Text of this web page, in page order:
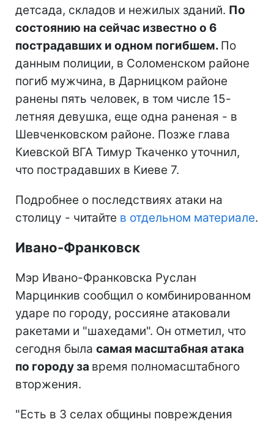
детсада, складов и нежилых зданий. По
состоянию на сейчас известно о 6
пострадавших и одном погибшем. По
данным полиции, в Соломенском районе
погиб мужчина, в Дарницком районе
ранены пять человек, в том числе 15-
летняя девушка, еще одна раненая - в
Шевченковском районе. Позже глава
Киевской ВГА Тимур Ткаченко уточнил,
что пострадавших в Киеве 7.
Подробнее о последствиях атаки на
столицу - читайте в отдельном материале.
Ивано-Франковск
Мэр Ивано-Франковска Руслан
Марцинкив сообщил о комбинированном
ударе по городу, россияне атаковали
ракетами и "шахедами". Он отметил, что
сегодня была самая масштабная атака
по городу за время полномасштабного
вторжения.
"Есть в 3 селах общины повреждения